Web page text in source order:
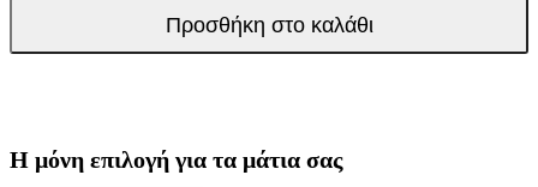
Προσθήκη στο καλάθι
Η μόνη επιλογή για τα μάτια σας